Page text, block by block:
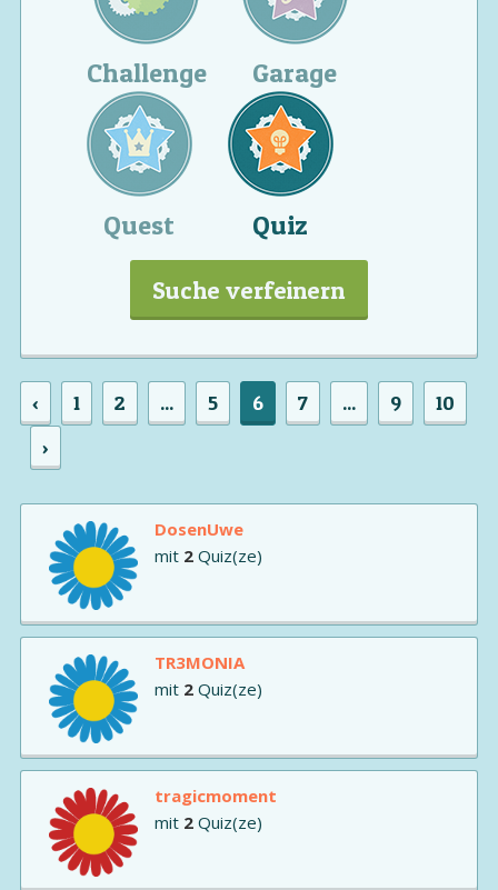
Challenge Garage
Quest Quiz
Suche verfeinern
‹ 1 2 ... 5 6 7 ... 9
10
›
DosenUwe
mit 2Quiz(ze)
TR3MONIA
mit 2Quiz(ze)
tragicmoment
mit 2Quiz(ze)